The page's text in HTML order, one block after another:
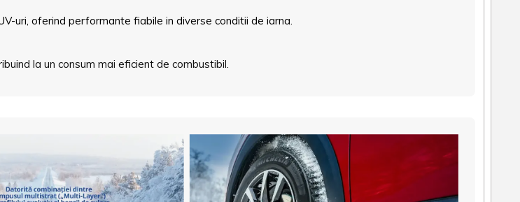
uri, oferind performante fiabile in diverse conditii de iarna.
la un consum mai eficient de combustibil.